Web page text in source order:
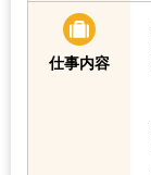
仕事内容